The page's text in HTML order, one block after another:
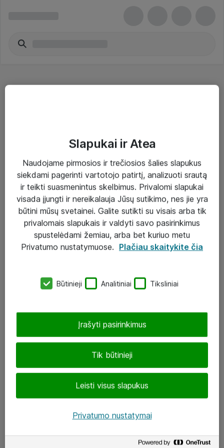
Sprendimai ir paslaugos
Paslaugos
Sprendimai
Įgyvendinti projektai
Atea ekspertų patarimai verslui
UAB „ATEA“
J. Rutkausko g. 6, Vilnius
Atea kontaktai
Aplankykite mus
Slapukai ir Atea
Naudojame pirmosios ir trečiosios šalies slapukus
siekdami pagerinti vartotojo patirtį, analizuoti srautą
ir teikti suasmenintus skelbimus. Privalomi slapukai
visada įjungti ir nereikalauja Jūsų sutikimo, nes jie yra
būtini mūsų svetainei. Galite sutikti su visais arba tik
privalomais slapukais ir valdyti savo pasirinkimus
spustelėdami žemiau, arba bet kuriuo metu
Privatumo nustatymuose. Plačiau skaitykite čia
Būtinieji Analitiniai Tiksliniai
Tik būtinieji
Leisti visus slapukus
Įrašyti pasirinkimus
Privatumo nustatymai